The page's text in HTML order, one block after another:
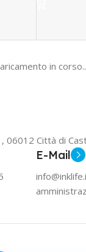
in
06012 Città di
E-Mail